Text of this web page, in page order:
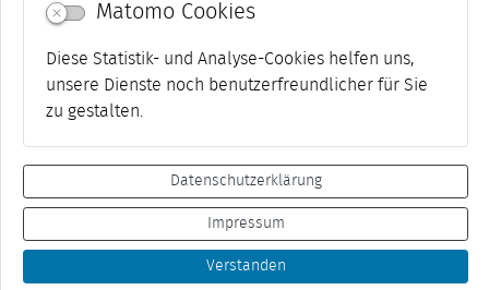
Matomo Cookies
Diese Statistik- und Analyse-Cookies helfen uns,
unsere Dienste noch benutzerfreundlicher für Sie
zu gestalten.
Datenschutzerklärung
Impressum
Verstanden
1-10 von 16 «« « 1 2 »
Kontakt Impressum Datenschutz Suche